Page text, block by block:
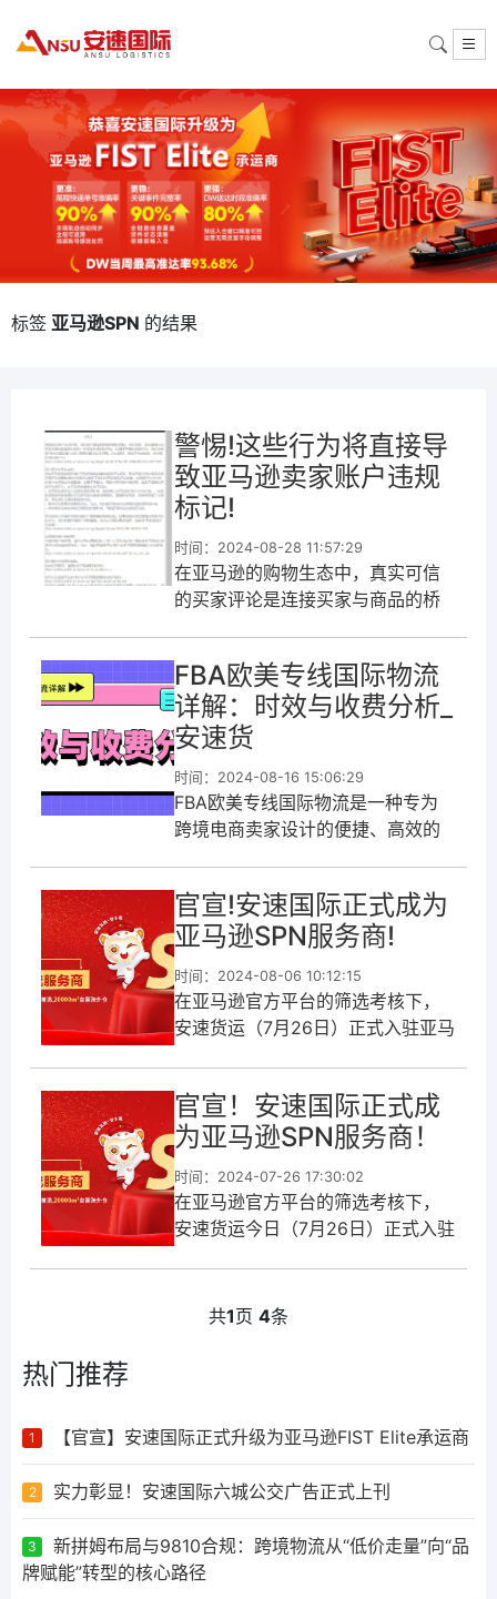
标签 亚马逊SPN 的结果
警惕!这些行为将直接导
致亚马逊卖家账户违规
标记!
时间：2024-08-28 11:57:29
在亚马逊的购物生态中，真实可信
的买家评论是连接买家与商品的桥
服务不可或缺的反馈来源。为了维
护这一体系
FBA欧美专线国际物流
详解：时效与收费分析_
安速货
时间：2024-08-16 15:06:29
FBA欧美专线国际物流是一种专为
跨境电商卖家设计的便捷、高效的
逊提供的一种物流服务，意味着卖
家将商品寄送至亚马逊仓库，由亚
官宣!安速国际正式成为
亚马逊SPN服务商!
时间：2024-08-06 10:12:15
在亚马逊官方平台的筛选考核下，
安速货运（7月26日）正式入驻亚马
速货运9年来在FBA物流领域的服务
官宣！安速国际正式成
为亚马逊SPN服务商！
时间：2024-07-26 17:30:02
在亚马逊官方平台的筛选考核下，
安速货运今日（7月26日）正式入驻
共1页 4条
热门推荐
1 【官宣】安速国际正式升级为亚马逊FIST Elite承运商
2 实力彰显！安速国际六城公交广告正式上刊
3
新拼姆布局与9810合规：跨境物流从“低价走量”向“品
牌赋能”转型的核心路径